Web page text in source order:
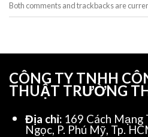
Both comments and trackbacks are
CÔNG TY TNHH
THUẬT TRƯỜNG
Địa chỉ: 169 Cách Mạng
Ngọc, P. Phú Mỹ, Tp.